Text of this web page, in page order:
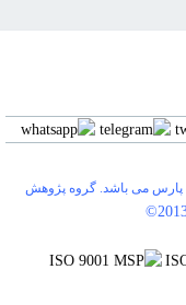
می باشد. گروه پژوهش